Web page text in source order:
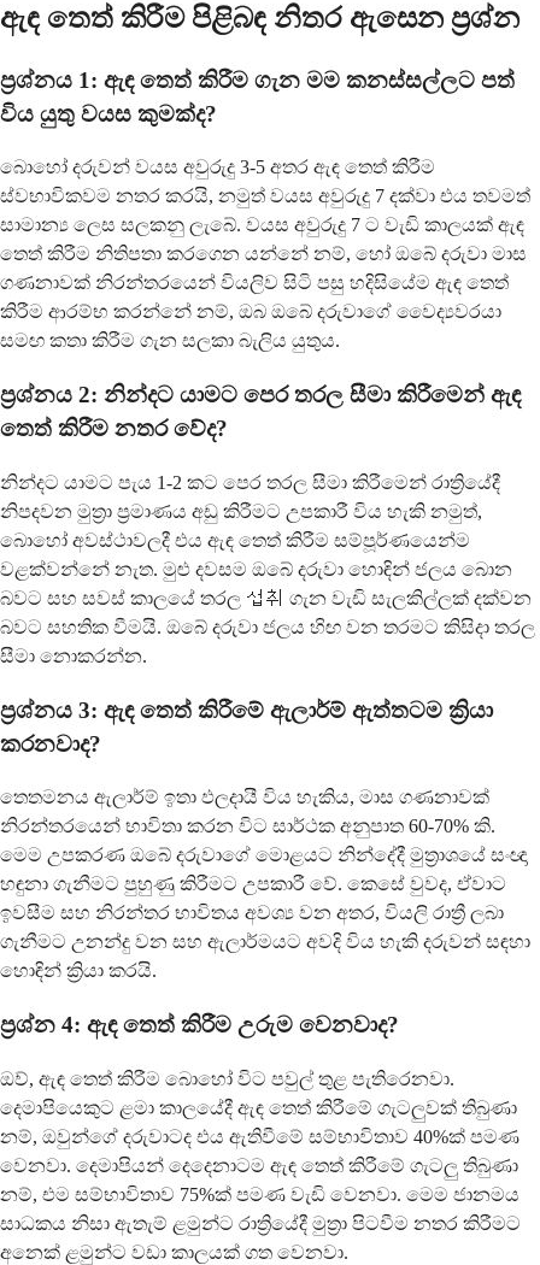
ඇඳ තෙත් කිරීම පිළිබඳ නිතර ඇසෙන ප්‍රශ්න
ප්‍රශ්නය 1: ඇඳ තෙත් කිරීම ගැන මම කනස්සල්ලට පත්
විය යුතු වයස කුමක්ද?
බොහෝ දරුවන් වයස අවුරුදු 3-5 අතර ඇඳ තෙත් කිරීම
ස්වභාවිකවම නතර කරයි, නමුත් වයස අවුරුදු 7 දක්වා එය තවමත්
සාමාන්‍ය ලෙස සලකනු ලැබේ. වයස අවුරුදු 7 ට වැඩි කාලයක් ඇඳ
තෙත් කිරීම නිතිපතා කරගෙන යන්නේ නම්, හෝ ඔබේ දරුවා මාස
ගණනාවක් නිරන්තරයෙන් වියලිව සිටි පසු හදිසියේම ඇඳ තෙත්
කිරීම ආරම්භ කරන්නේ නම්, ඔබ ඔබේ දරුවාගේ වෛද්‍යවරයා
සමඟ කතා කිරීම ගැන සලකා බැලිය යුතුය.
ප්‍රශ්නය 2: නින්දට යාමට පෙර තරල සීමා කිරීමෙන් ඇඳ
තෙත් කිරීම නතර වේද?
නින්දට යාමට පැය 1-2 කට පෙර තරල සීමා කිරීමෙන් රාත්‍රියේදී
නිපදවන මුත්‍රා ප්‍රමාණය අඩු කිරීමට උපකාරී විය හැකි නමුත්,
බොහෝ අවස්ථාවලදී එය ඇඳ තෙත් කිරීම සම්පූර්ණයෙන්ම
වළක්වන්නේ නැත. මුළු දවසම ඔබේ දරුවා හොඳින් ජලය බොන
බවට සහ සවස් කාලයේ තරල 섭취 ගැන වැඩි සැලකිල්ලක් දක්වන
බවට සහතික වීමයි. ඔබේ දරුවා ජලය හිඟ වන තරමට කිසිදා තරල
සීමා නොකරන්න.
ප්‍රශ්නය 3: ඇඳ තෙත් කිරීමේ ඇලාර්ම් ඇත්තටම ක්‍රියා
කරනවාද?
තෙතමනය ඇලාර්ම් ඉතා ඵලදායී විය හැකිය, මාස ගණනාවක්
නිරන්තරයෙන් භාවිතා කරන විට සාර්ථක අනුපාත 60-70% කි.
මෙම උපකරණ ඔබේ දරුවාගේ මොළයට නින්දේදී මුත්‍රාශයේ සංඥා
හඳුනා ගැනීමට පුහුණු කිරීමට උපකාරී වේ. කෙසේ වුවද, ඒවාට
ඉවසීම සහ නිරන්තර භාවිතය අවශ්‍ය වන අතර, වියලි රාත්‍රී ලබා
ගැනීමට උනන්දු වන සහ ඇලාර්මයට අවදි විය හැකි දරුවන් සඳහා
හොඳින් ක්‍රියා කරයි.
ප්‍රශ්න 4: ඇඳ තෙත් කිරීම උරුම වෙනවාද?
ඔව්, ඇඳ තෙත් කිරීම බොහෝ විට පවුල් තුළ පැතිරෙනවා.
දෙමාපියෙකුට ළමා කාලයේදී ඇඳ තෙත් කිරීමේ ගැටලුවක් තිබුණා
නම්, ඔවුන්ගේ දරුවාටද එය ඇතිවීමේ සම්භාවිතාව 40%ක් පමණ
වෙනවා. දෙමාපියන් දෙදෙනාටම ඇඳ තෙත් කිරීමේ ගැටලු තිබුණා
නම්, එම සම්භාවිතාව 75%ක් පමණ වැඩි වෙනවා. මෙම ජානමය
සාධකය නිසා ඇතැම් ළමුන්ට රාත්‍රියේදී මුත්‍රා පිටවීම නතර කිරීමට
අනෙක් ළමුන්ට වඩා කාලයක් ගත වෙනවා.